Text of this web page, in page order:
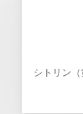
シトリン